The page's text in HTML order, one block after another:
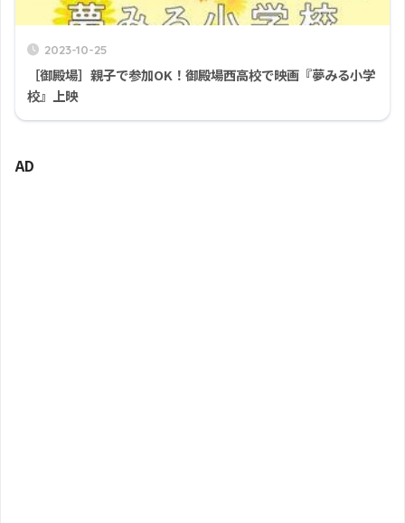
2023-10-25
［御殿場］親子で参加OK！御殿場西高校で映画『夢みる小学
校』上映
AD